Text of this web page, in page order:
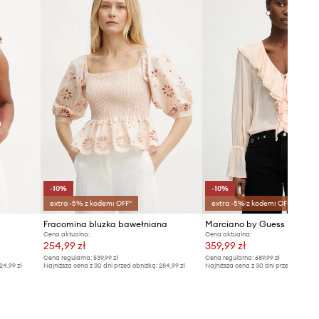
zł
-10%
extra -5% z kodem: OFF*
Fracomina bluzka bawełniana
Cena aktualna:
254,99 zł
Cena regularna:539,99 zł
Najniższa cena z 30 dni przed obniżką:284,99 zł
-10%
extra -5% z kodem: OFF*
Cena aktualna:
359,99 zł
Cena regularna: 689,99 zł
Najniższa cena z 30 dni przed obniżką: